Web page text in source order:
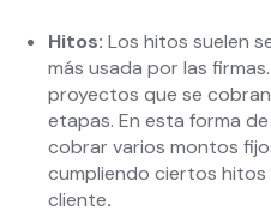
Hitos: Los hitos suelen
más usada por las
proyectos que se
etapas. En esta forma
cobrar varios montos
cumpliendo ciertos
cliente.